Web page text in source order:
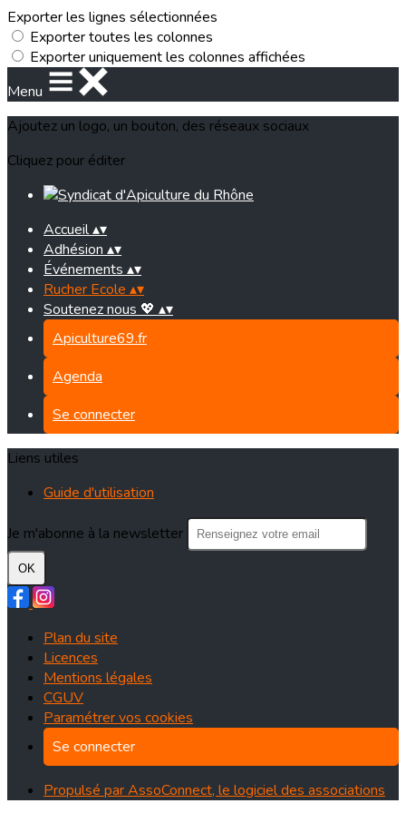
Exporter les lignes sélectionnées
Exporter toutes les colonnes
Exporter uniquement les colonnes affichées
Menu
Ajoutez un logo, un bouton, des réseaux sociaux
Cliquez pour éditer
Accueil▴▾
Adhésion ▴▾
Événements ▴▾
Rucher Ecole ▴▾
Soutenez nous 💖 ▴▾
Apiculture69.fr
Agenda
Se connecter
Liens utiles
Guide d'utilisation
Je m'abonne à la newsletter
OK
Plan du site
Licences
Mentions légales
CGUV
Paramétrer vos cookies
Se connecter
Propulsé par AssoConnect, le logiciel des associations